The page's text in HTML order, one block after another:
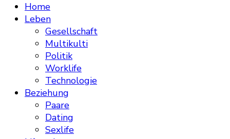
Home
Leben
Gesellschaft
Multikulti
Politik
Worklife
Technologie
Beziehung
Paare
Dating
Sexlife